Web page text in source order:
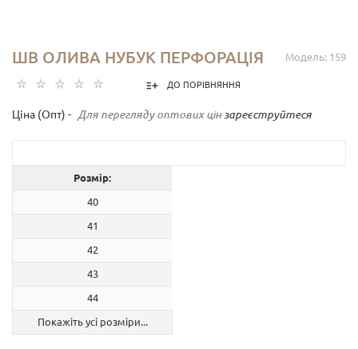
Модель: 159
ШВ ОЛИВА НУБУК ПЕРФОРАЦІЯ
ДО ПОРІВНЯННЯ
Ціна (Опт) - Для перегляду оптових цін зареєструйтеся
Розмір:
40
41
42
43
44
Покажіть усі розміри...